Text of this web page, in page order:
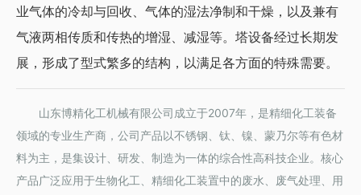
业气体的冷却与回收、气体的湿法净制和干燥，以及兼有
气液两相传质和传热的增湿、减湿等。塔设备经过长期发
展，形成了型式繁多的结构，以满足各方面的特殊需要。
山东博精化工机械有限公司成立于2007年，是精细化工装备
领域的专业生产商，公司产品以不锈钢、钛、镍、蒙乃尔等有色材
料为主，是集设计、研发、制造为一体的综合性高科技企业。核心
产品广泛应用于生物化工、精细化工装置中的废水、废气处理、用